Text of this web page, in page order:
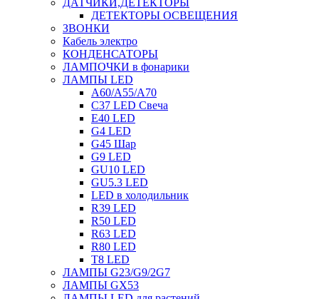
ДАТЧИКИ,ДЕТЕКТОРЫ
ДЕТЕКТОРЫ ОСВЕЩЕНИЯ
ЗВОНКИ
Кабель электро
КОНДЕНСАТОРЫ
ЛАМПОЧКИ в фонарики
ЛАМПЫ LED
A60/A55/A70
C37 LED Свеча
E40 LED
G4 LED
G45 Шар
G9 LED
GU10 LED
GU5.3 LED
LED в холодильник
R39 LED
R50 LED
R63 LED
R80 LED
T8 LED
ЛАМПЫ G23/G9/2G7
ЛАМПЫ GX53